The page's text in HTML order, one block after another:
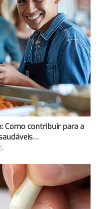
Como contribuir para a